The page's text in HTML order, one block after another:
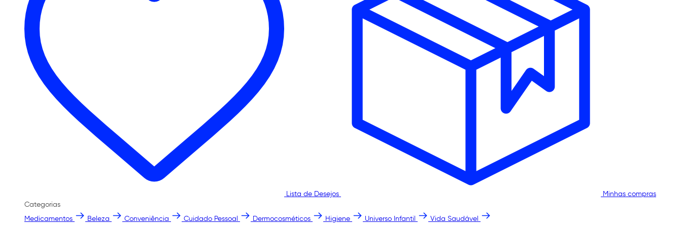
Lista de Desejos
Minhas compras
Categorias
Medicamentos
Beleza Conveniência Cuidado Pessoal Dermocosméticos Higiene Universo Infantil Vida Saudável